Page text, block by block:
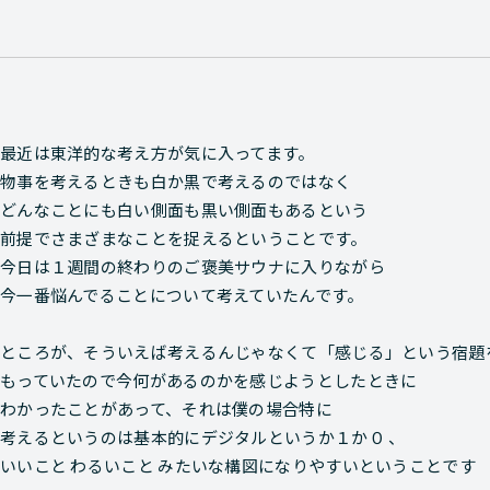
最近は東洋的な考え方が気に入ってます。
物事を考えるときも白か黒で考えるのではなく
どんなことにも白い側面も黒い側面もあるという
前提でさまざまなことを捉えるということです。
今日は１週間の終わりのご褒美サウナに入りながら
今一番悩んでることについて考えていたんです。
ところが、そういえば考えるんじゃなくて「感じる」という宿題
もっていたので今何があるのかを感じようとしたときに
わかったことがあって、それは僕の場合特に
考えるというのは基本的にデジタルというか１か０ 、
いいこと わるいこと みたいな構図になりやすいということです